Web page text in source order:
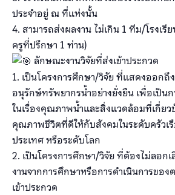
ประจำอยู่ ณ ที่แห่งนั้น
4. สามารถส่งผลงาน ไม่เกิน 1 ทีม/โรงเรี
ครูที่ปรึกษา 1 ท่าน)
ลักษณะงานวิจัยที่ส่งเข้าประกวด
1. เป็นโครงการศึกษา/วิจัย ที่แสดงออกถึ
อนุรักษ์ทรัพยากรน้ำอย่างยั่งยืน เพื่อเป็น
ในเรื่องคุณภาพน้ำและสิ่งแวดล้อมที่เกี่ย
คุณภาพชีวิตที่ดีให้กับสังคมในระดับครัวเ
ประเทศ หรือระดับโลก
2. เป็นโครงการศึกษา/วิจัย ที่ต้องไม่ลอก
งานจากการศึกษาหรือการดำเนินการขอ
เข้าประกวด